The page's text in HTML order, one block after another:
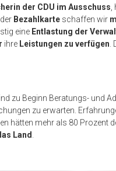
der CDU im Ausschuss
der Bezahlkarte schaffen wir
eine Entlastung der
ihre Leistungen zu verfügen
zu Beginn Beratungs- und
zu erwarten.
hätten mehr als 80 Prozent
Land